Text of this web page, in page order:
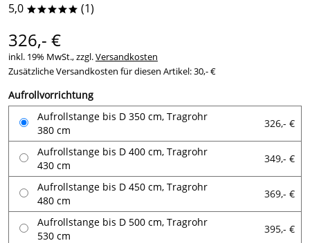
5,0 ***** (1)
326,- €
inkl. 19% MwSt., zzgl.Versandkosten
Zusätzliche Versandkosten für diesen Artikel: 30,- €
Aufrollvorrichtung
Aufrollstange bis D 350 cm, Tragrohr
380 cm
326,- €
Aufrollstange bis D 400 cm, Tragrohr
430 cm
349,- €
Aufrollstange bis D 450 cm, Tragrohr
480 cm
369,- €
Aufrollstange bis D 500 cm, Tragrohr
530 cm
395,- €